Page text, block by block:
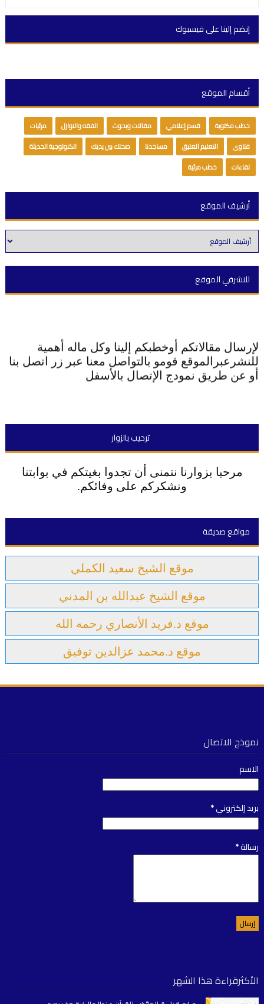
إنضم إلينا على فيسبوك
أقسام الموقع
خطب مكتوبة قسم إعلامي مقالات وبحوث الفقه والنوازل
مرئيات
فتاوى
التعليم العتيق مساجدنا صحتك بين يديك
الكنولوجية الحديثة
لقاءات
خطب مرئية
أرشيف الموقع
للنشرفي الموقع
لإرسال مقالاتكم أوخطبكم إلينا وكل ماله أهمية
للنشرعبرالموقع قومو بالتواصل معنا عبر زر اتصل بنا
أو عن طريق نمودج الإتصال بالأسفل
ترحيب بالزوار
مرحبا بزوارنا نتمنى أن تجدوا بغيتكم في بوابتنا
ونشكركم على وفائكم.
مواقع صديقة
موقع الشيخ سعيد الكملي
موقع الشيخ عبدالله بن المدني
موقع د.فريد الأنصاري رحمه الله
موقع د.محمد عزالدين توفيق
نموذج الاتصال
الاسم
بريد إلكتروني*
رسالة*
الأكثرقراءة هذا الشهر